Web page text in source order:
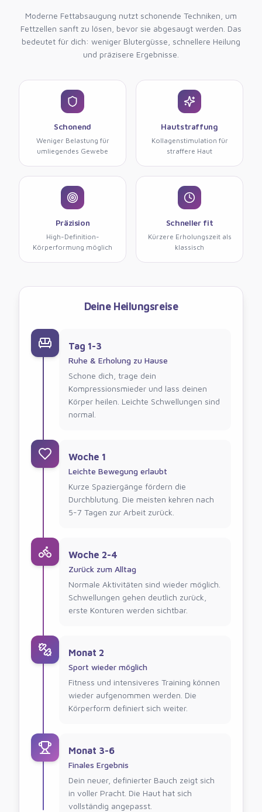
Moderne Fettabsaugung nutzt schonende Techniken, um
Fettzellen sanft zu lösen, bevor sie abgesaugt werden. Das
bedeutet für dich: weniger Blutergüsse, schnellere Heilung
und präzisere Ergebnisse.
Schonend
Weniger Belastung für
umliegendes Gewebe
Hautstraffung
Kollagenstimulation für
straffere Haut
Präzision
High-Definition-
Körperformung möglich
Schneller fit
Kürzere Erholungszeit als
klassisch
Deine Heilungsreise
Tag 1-3
Ruhe & Erholung zu Hause
Schone dich, trage dein
Kompressionsmieder und lass deinen
Körper heilen. Leichte Schwellungen sind
normal.
Woche 1
Leichte Bewegung erlaubt
Kurze Spaziergänge fördern die
Durchblutung. Die meisten kehren nach
5-7 Tagen zur Arbeit zurück.
Woche 2-4
Zurück zum Alltag
Normale Aktivitäten sind wieder möglich.
Schwellungen gehen deutlich zurück,
erste Konturen werden sichtbar.
Monat 2
Sport wieder möglich
Fitness und intensiveres Training können
wieder aufgenommen werden. Die
Körperform definiert sich weiter.
Monat 3-6
Finales Ergebnis
Dein neuer, definierter Bauch zeigt sich
in voller Pracht. Die Haut hat sich
vollständig angepasst.